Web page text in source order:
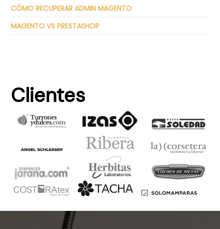
CÓMO RECUPERAR ADMIN MAGENTO
MAGENTO VS PRESTASHOP
Clientes